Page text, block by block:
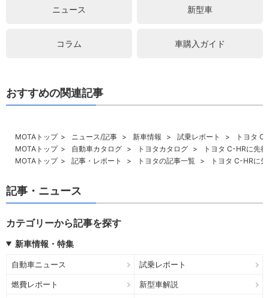
ニュース 新型車
コラム 車購入ガイド
おすすめの関連記事
MOTAトップ ニュース/記事 新車情報 試乗レポート
トヨタ
MOTAトップ
自動車カタログ トヨタカタログ
トヨタ C-HRに先
MOTAトップ
記事・レポート トヨタの記事一覧 トヨタ C-HRに
記事・ニュース
カテゴリーから記事を探す
新車情報・特集
自動車ニュース 試乗レポート
燃費レポート 新型車解説